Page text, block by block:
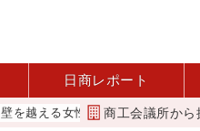
日商レポート
性経営者 西谷 変革と価値共
商工会議所から